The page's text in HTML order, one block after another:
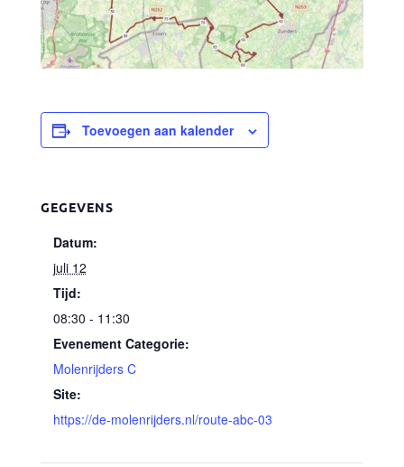
Toevoegen aan kalender
GEGEVENS
Datum:
juli 12
Tijd:
08:30 - 11:30
Evenement Categorie:
Molenrijders C
Site:
https://de-molenrijders.nl/route-abc-03